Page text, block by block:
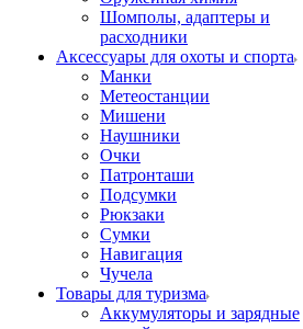
Шомполы, адаптеры и
расходники
Аксессуары для охоты и спорта
Манки
Метеостанции
Мишени
Наушники
Очки
Патронташи
Подсумки
Рюкзаки
Сумки
Навигация
Чучела
Товары для туризма
Аккумуляторы и зарядные